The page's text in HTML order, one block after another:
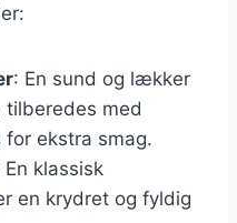
: En sund og lækker
tilberedes med
ekstra smag.
En klassisk
en krydret og fyldig